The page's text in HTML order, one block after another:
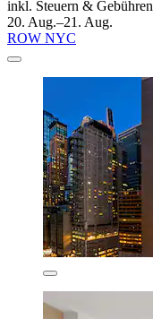
inkl. Steuern & Gebühren
20. Aug.–21. Aug.
ROW NYC